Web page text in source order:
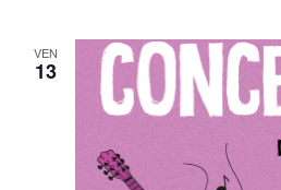
VEN
13